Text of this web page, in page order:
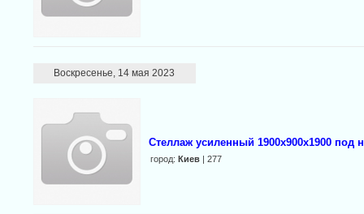
Воскресенье, 14 мая 2023
Стеллаж усиленный 1900х900х1900 под
город: Киев| 277